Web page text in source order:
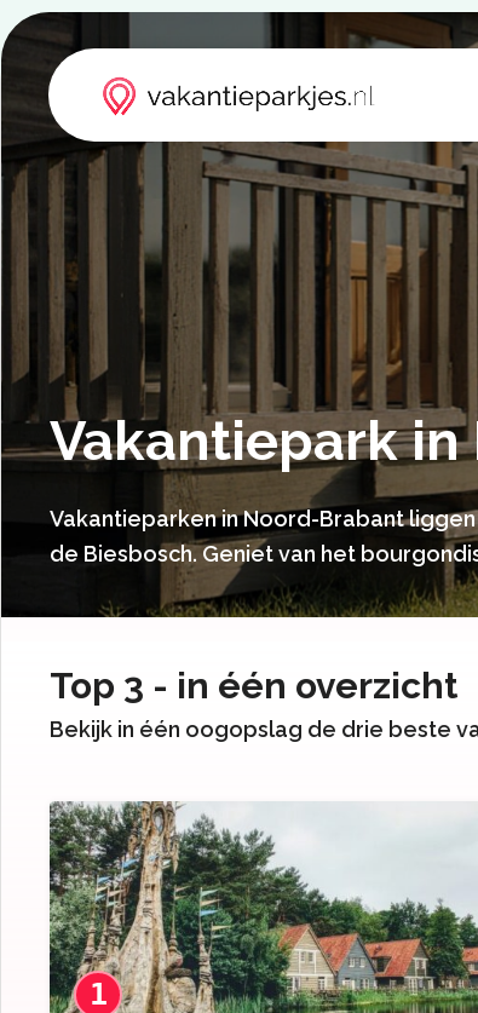
Vakantiepark
Vakantieparken in Noord-Brabant
de Biesbosch. Geniet van het
Top 3 - in één overzicht
Bekijk in één oogopslag de drie beste
1